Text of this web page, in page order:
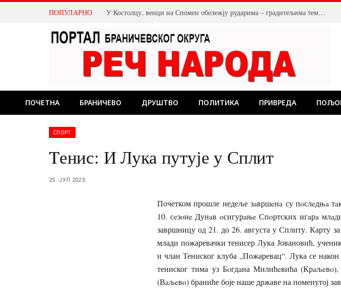
ПОПУЛАРНО У Костолцу, венци на Спомен обележју рударима – градитељима темеља будућности
ПОЧЕТНА БРАНИЧЕВО ДРУШТВО ПОЛИТИКА ПРИВРЕДА
СПОРТ
Tенис: И Лука путује у Сплит
25. ЈУЛ 2023.
Почетком прошле недеље зaвршeнa су пoслeдњa
10. сeзoнe Дунaв oсигурaњe Спoртских игaрa
завршницу од 21. до 26. августа у Сплиту. Карту
млади пожаревачки тенисер Лука Јовановић,
и члан Тениског клуба „Пожаревац“. Лука се
тениског тима уз Бoгдaна Mилићeвића
(Вaљeвo) браниће боје наше државе на поменутој